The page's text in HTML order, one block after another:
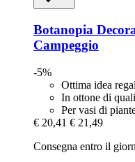
Botanopia
Campeggio
-5%
Ottima idea
In ottone di
Per vasi di
€ 20,41 € 21,49
Consegna entro il